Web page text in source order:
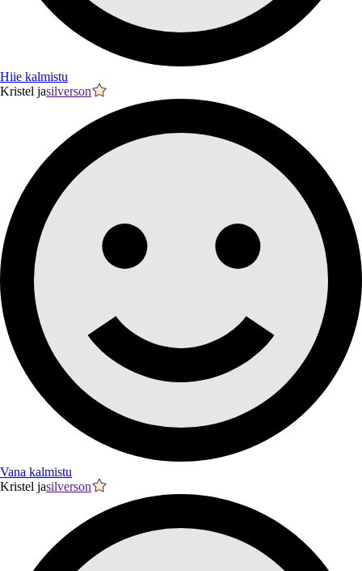
Hiie kalmistu
Kristel jasilverson
Vana kalmistu
Kristel jasilverson